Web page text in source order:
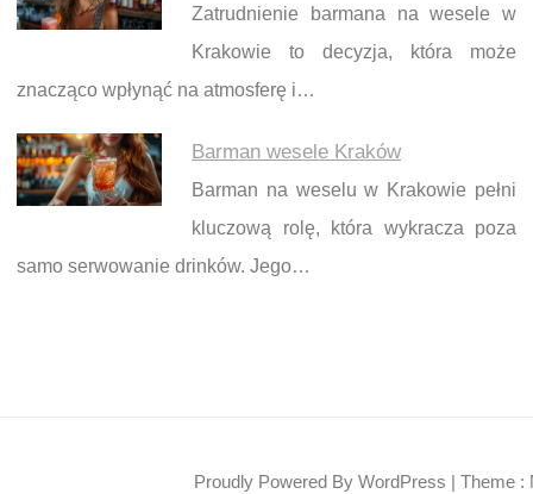
Zatrudnienie barmana na wesele w
Krakowie to decyzja, która może
znacząco wpłynąć na atmosferę i…
Barman wesele Kraków
Barman na weselu w Krakowie pełni
kluczową rolę, która wykracza poza
samo serwowanie drinków. Jego…
Proudly Powered By WordPress | Theme :